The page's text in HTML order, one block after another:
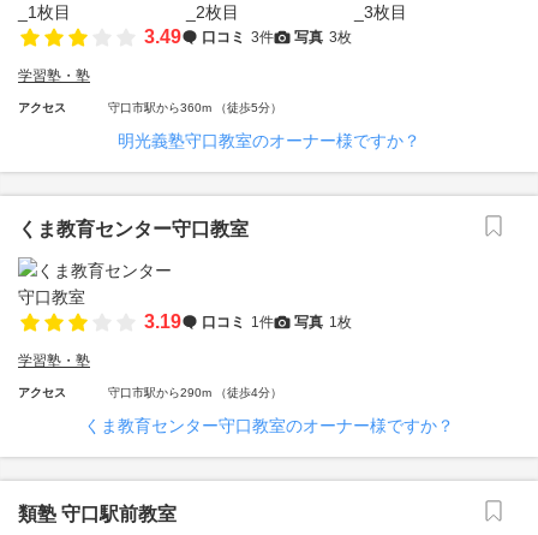
3.49 口コミ 3件 写真 3枚
学習塾・塾
アクセス 守口市駅から360m （徒歩5分）
明光義塾守口教室のオーナー様ですか？
くま教育センター守口教室
3.19 口コミ 1件 写真 1枚
学習塾・塾
アクセス 守口市駅から290m （徒歩4分）
くま教育センター守口教室のオーナー様ですか？
類塾 守口駅前教室